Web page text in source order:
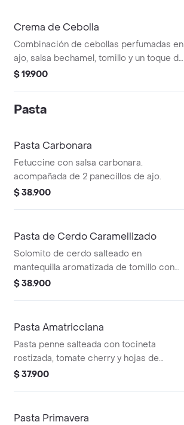
Crema de Cebolla
Combinación de cebollas perfumadas en
ajo, salsa bechamel, tomillo y un toque de
brandy.
$ 19.900
Pasta
Pasta Carbonara
Fetuccine con salsa carbonara.
acompañada de 2 panecillos de ajo.
$ 38.900
Pasta de Cerdo Caramellizado
Solomito de cerdo salteado en
mantequilla aromatizada de tomillo con
hongos silvestres, finalizada en reducción
parmesano.
$ 38.900
Pasta Amatricciana
Pasta penne salteada con tocineta
rostizada, tomate cherry y hojas de
albahaca genovesa, finalizada en salsa
$ 37.900
Pasta Primavera